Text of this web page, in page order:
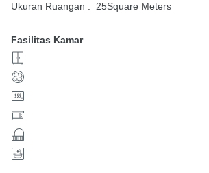
Ukuran Ruangan : 25Square Meters
Fasilitas Kamar